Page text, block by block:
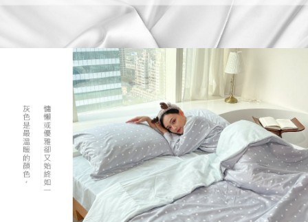
3.實際核准額度、可分期數及費用金額請依後續交易確認頁面所載為準。
4.訂單成立30分鐘內，如未前往確認交易或遇審核未通過，訂單將自動取
消。如遇「轉專審核」未通過狀況，表示未達大哥付你分期系統評分，恕無
法說明評估內容。
【繳款方式說明】
1.分期款項不併入電信帳單，「大哥付你分期」於每月結算日後寄送繳費提
2.透過簡訊連結打開帳單後，可選擇「超商條碼／台灣大直營門市／銀行轉
帳／街口支付／iPASS MONEY」等通路繳費。
【注意事項】
1.本服務係由「台灣大哥大股份有限公司」（以下簡稱本公司）所提供，讓
用戶於交易時，得透過本服務購買商品或服務，並由商店將買賣／分期付款
買賣價金債權讓與本公司後，依約使用本公司帳單繳交帳款。
2.基於同意付款使用「大哥付你分期」之契約關係目的，商店將以您的個人
資料（包含姓名、電話或地址）提供予台灣大哥大進項蒐集、處理及利用，
由本公司與您本人進行分期帳單所需資料之確認、核對及更正。
3.完整用戶服務條款，請詳閱以下連結：https://oppay.tw/userRule
１．簡單：不需註冊會員、不需綁卡、不需儲值。
２．便利：只要手機號碼，簡訊認證，即可結帳。
３．安心：先確認商品／服務後，再付款。
【「AFTEE先享後付」結帳流程】
１．於結帳方式選擇「AFTEE先享後付」後，將跳轉至「AFTEE先享後付」
結帳頁面，進行簡訊認證並確認金額後，即可完成結帳。
２．訂單成立數日內，您將收到繳費通知簡訊。
３．收到繳費通知簡訊後14天內，點擊此簡訊中的連結，可透過四大超商／
ATM／網路銀行／等多元方式進行付款，方視為交易完成。
※ 請注意：結帳手續完成當下不需立刻繳費，但若您需要取消訂單，請聯絡
購買商品的店家。未經商家同意取消之訂單仍視為有效，需透過AFTEE先享
後付繳納相關費用。
※ 交易是否成功請以「AFTEE先享後付 」之結帳頁面顯示為準，若有關於
是否繳費成功／繳費後需取消欲退款等相關疑問，請聯繫「AFTEE先享後付
https://netprotections.freshdesk.com/support/home